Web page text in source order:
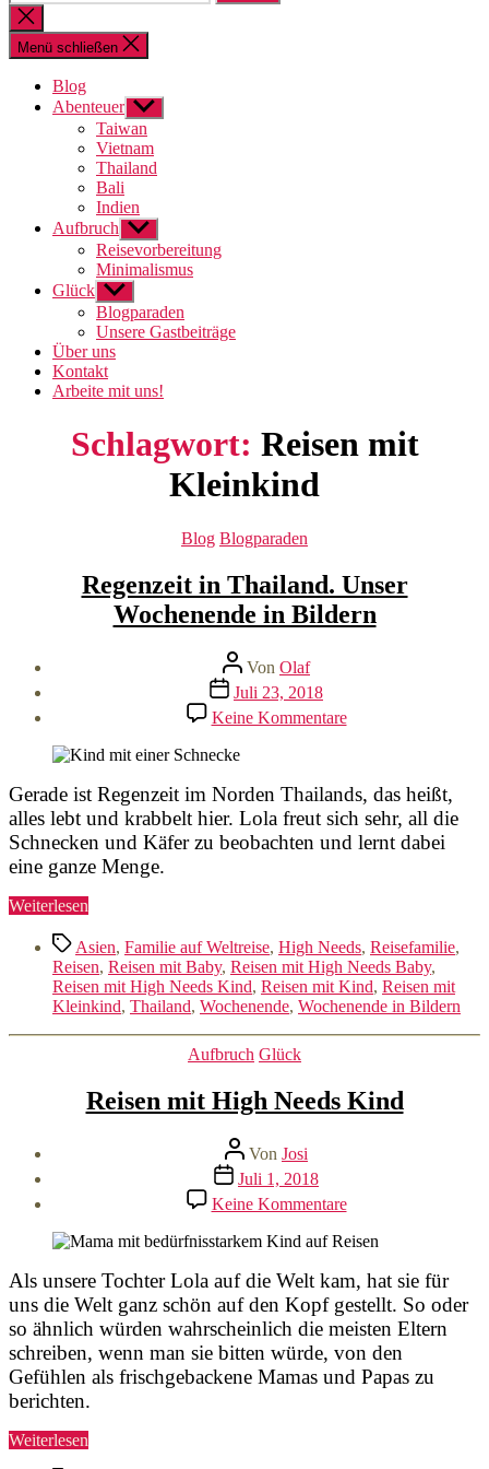
nach:
Suche
schließen
Menü schließen
Blog
Abenteuer Untermenü
anzeigen
Taiwan
Vietnam
Thailand
Bali
Indien
Aufbruch Untermenü
anzeigen
Reisevorbereitung
Minimalismus
Glück Untermenü
anzeigen
Blogparaden
Unsere Gastbeiträge
Über uns
Kontakt
Arbeite mit uns!
Schlagwort: Reisen mit
Kleinkind
Kategorien
Blog Blogparaden
Regenzeit in Thailand. Unser
Wochenende in Bildern
Beitragsautor
Von Olaf
Veröffentlichungsdatum
Juli 23, 2018
Keine Kommentarezu
Regenzeit
Unser
Wochenende
in
Bildern
Gerade ist Regenzeit im Norden Thailands, das heißt,
alles lebt und krabbelt hier. Lola freut sich sehr, all die
Schnecken und Käfer zu beobachten und lernt dabei
eine ganze Menge.
Weiterlesen
Thailand.
Unser
Wochenende
in
Schlagwörter
Asien, Familie auf Weltreise, High Needs, Reisefamilie,
Reisen, Reisen mit Baby, Reisen mit High Needs Baby,
Reisen mit High Needs Kind, Reisen mit Kind, Reisen mit
Kleinkind, Thailand, Wochenende, Wochenende in Bildern
Kategorien
Aufbruch Glück
Reisen mit High Needs Kind
Beitragsautor
Von Josi
Veröffentlichungsdatum
Juli 1, 2018
Keine Kommentarezu
Reisen
mit
Needs
Kind
Als unsere Tochter Lola auf die Welt kam, hat sie für
uns die Welt ganz schön auf den Kopf gestellt. So oder
so ähnlich würden wahrscheinlich die meisten Eltern
schreiben, wenn man sie bitten würde, von den
Gefühlen als frischgebackene Mamas und Papas zu
berichten.
Weiterlesen